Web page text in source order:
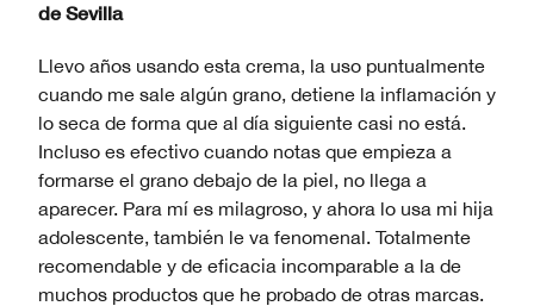
de Sevilla
Llevo años usando esta crema, la uso puntualmente
cuando me sale algún grano, detiene la inflamación y
lo seca de forma que al día siguiente casi no está.
Incluso es efectivo cuando notas que empieza a
formarse el grano debajo de la piel, no llega a
aparecer. Para mí es milagroso, y ahora lo usa mi hija
adolescente, también le va fenomenal. Totalmente
recomendable y de eficacia incomparable a la de
muchos productos que he probado de otras marcas.